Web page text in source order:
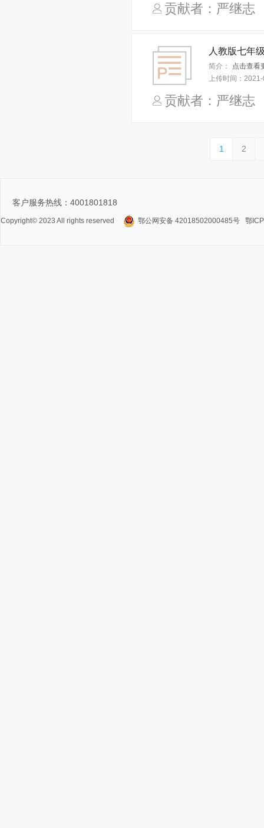
贡献者：严继
简介：
点击查看
上传时间：
贡献者：严继
1 2
客户服务热线：4001801818
Copyright© 2023 All rights reserved 鄂公网安备 42018502000485号 鄂